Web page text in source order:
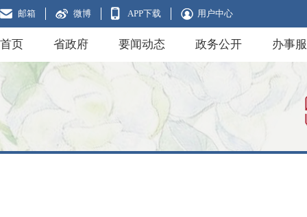
邮箱 微博 APP下载 用户中心
首页 省政府 要闻动态 政务公开 办事